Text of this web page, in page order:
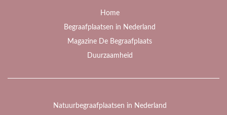
Home
Begraafplaatsen in Nederland
Magazine De Begraafplaats
Duurzaamheid
Natuurbegraafplaatsen in Nederland